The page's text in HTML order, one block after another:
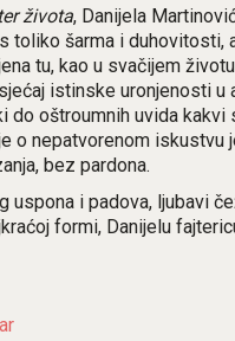
života, Danijela
toliko šarma i duhovitosti,
tu, kao u svačijem
istinske uronjenosti u
do oštroumnih uvida kakvi
o nepatvorenom iskustvu
bez pardona.
i padova, ljubavi
formi, Danijelu